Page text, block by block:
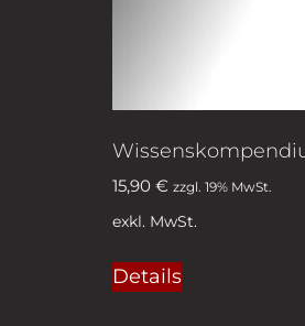
15,90 € zzgl. 19% MwSt.
exkl. MwSt.
Details